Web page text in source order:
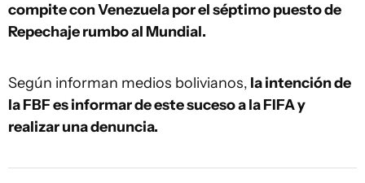
compite con Venezuela por el séptimo puesto de
Repechaje rumbo al Mundial.
Según informan medios bolivianos, la intención de
la FBF es informar de este suceso a la FIFA y
realizar una denuncia.